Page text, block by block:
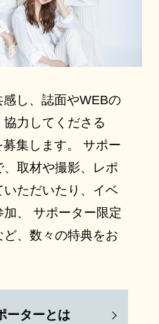
し、誌面やWEBの
力してくださる
集します。 サポー
取材や撮影、レポ
ただいたり、イベ
、 サポーター限定
、数々の特典をお
ーターとは